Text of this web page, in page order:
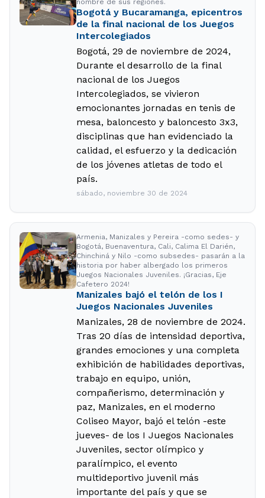
nombre de sus regiones.
Bogotá y Bucaramanga, epicentros
de la final nacional de los Juegos
Intercolegiados
Bogotá, 29 de noviembre de 2024,
Durante el desarrollo de la final
nacional de los Juegos
Intercolegiados, se vivieron
emocionantes jornadas en tenis de
mesa, baloncesto y baloncesto 3x3,
disciplinas que han evidenciado la
calidad, el esfuerzo y la dedicación
de los jóvenes atletas de todo el
país.
sábado, noviembre 30 de 2024
Armenia, Manizales y Pereira -como sedes- y
Bogotá, Buenaventura, Cali, Calima El Darién,
Chinchiná y Nilo -como subsedes- pasarán a la
historia por haber albergado los primeros
Juegos Nacionales Juveniles. ¡Gracias, Eje
Cafetero 2024!
Manizales bajó el telón de los I
Juegos Nacionales Juveniles
Manizales, 28 de noviembre de 2024.
Tras 20 días de intensidad deportiva,
grandes emociones y una completa
exhibición de habilidades deportivas,
trabajo en equipo, unión,
compañerismo, determinación y
paz, Manizales, en el moderno
Coliseo Mayor, bajó el telón -este
jueves- de los I Juegos Nacionales
Juveniles, sector olímpico y
paralímpico, el evento
multideportivo juvenil más
importante del país y que se